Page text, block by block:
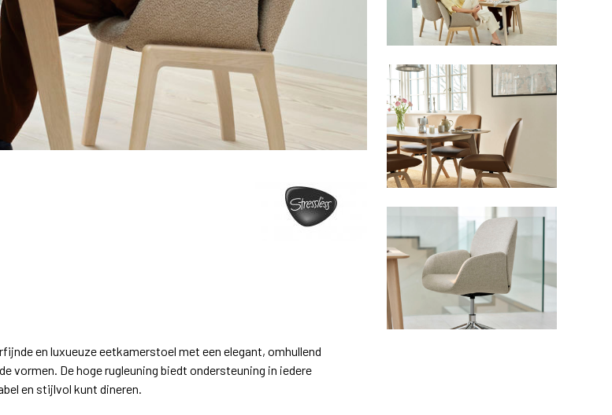
en luxueuze eetkamerstoel met een elegant, omhullend
vormen. De hoge rugleuning biedt ondersteuning in iedere
en stijlvol kunt dineren.